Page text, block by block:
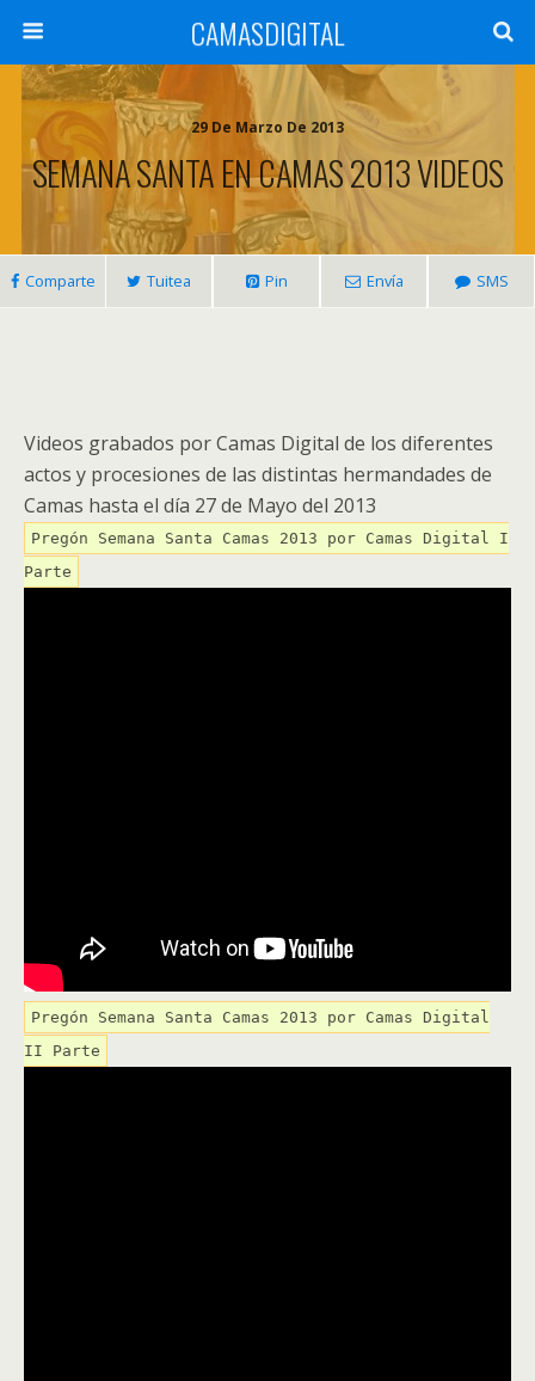
CAMASDIGITAL
29 De Marzo De 2013
SEMANA SANTA EN CAMAS 2013 VIDEOS
Comparte Tuitea Pin Envía SMS
Videos grabados por Camas Digital de los diferentes
actos y procesiones de las distintas hermandades de
Camas hasta el día 27 de Mayo del 2013
Pregón Semana Santa Camas 2013 por Camas Digital I
Parte
Pregón Semana Santa Camas 2013 por Camas Digital
II Parte